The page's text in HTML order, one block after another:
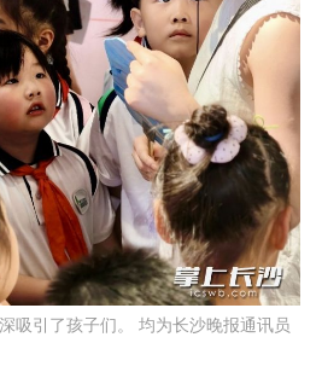
吸引了孩子们。 均为长沙晚报通讯员